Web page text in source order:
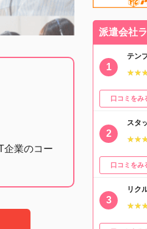
企業のコー
派遣会社
テン
口コミをみ
スタ
口コミをみ
リク